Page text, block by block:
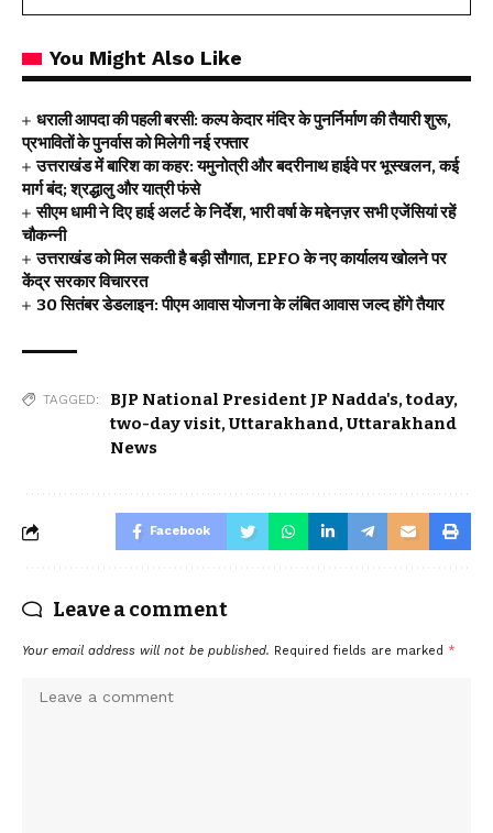
You Might Also Like
धराली आपदा की पहली बरसी: कल्प केदार मंदिर के पुनर्निर्माण की तैयारी शुरू,
प्रभावितों के पुनर्वास को मिलेगी नई रफ्तार
उत्तराखंड में बारिश का कहर: यमुनोत्री और बदरीनाथ हाईवे पर भूस्खलन, कई
मार्ग बंद; श्रद्धालु और यात्री फंसे
सीएम धामी ने दिए हाई अलर्ट के निर्देश, भारी वर्षा के मद्देनज़र सभी एजेंसियां रहें
चौकन्नी
उत्तराखंड को मिल सकती है बड़ी सौगात, EPFO के नए कार्यालय खोलने पर
केंद्र सरकार विचाररत
30 सितंबर डेडलाइन: पीएम आवास योजना के लंबित आवास जल्द होंगे तैयार
TAGGED: BJP National President JP Nadda's,today,
two-day visit,Uttarakhand,Uttarakhand
News
Facebook
Leave a comment
Your email address will not be published. Required fields are marked *